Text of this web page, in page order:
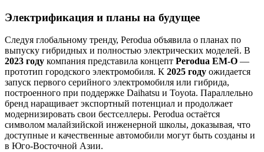
Электрификация и планы на будущее
Следуя глобальному тренду, Perodua объявила о планах по
выпуску гибридных и полностью электрических моделей. В
2023 году компания представила концепт Perodua EM-O —
прототип городского электромобиля. К 2025 году ожидается
запуск первого серийного электромобиля или гибрида,
построенного при поддержке Daihatsu и Toyota. Параллельно
бренд наращивает экспортный потенциал и продолжает
модернизировать свои бестселлеры. Perodua остаётся
символом малайзийской инженерной школы, доказывая, что
доступные и качественные автомобили могут быть созданы и
в Юго-Восточной Азии.